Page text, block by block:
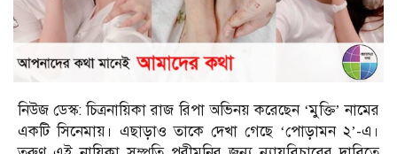
নিউজ ডেস্ক: চিত্রনায়িকা রাজ রিপা অভিনয় করেছেন ‘মুক্তি’ নামের
একটি সিনেমায়। এছাড়াও তাকে দেখা গেছে ‘পোড়ামন ২’-এ।